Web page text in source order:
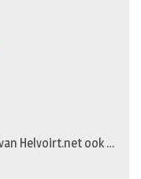
Helvoirt.net ook …